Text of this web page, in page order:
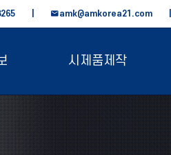
| amk@amkorea21.com
시제품제작